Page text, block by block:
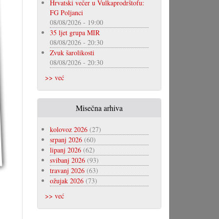
Hrvatski večer u Vulkaprodrštofu:
FG Poljanci
08/08/2026 - 19:00
35 ljet grupa MIR
08/08/2026 - 20:30
Zvuk šarolikosti
08/08/2026 - 20:30
>> već
Misečna arhiva
kolovoz 2026(27)
srpanj 2026(60)
lipanj 2026(62)
svibanj 2026(93)
travanj 2026(63)
ožujak 2026(73)
>> već